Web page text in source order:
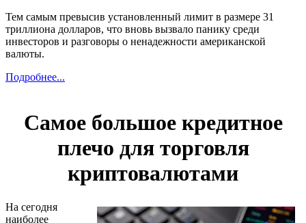
Тем самым превысив установленный лимит в размере 31
триллиона долларов, что вновь вызвало панику среди
инвесторов и разговоры о ненадежности американской
валюты.
Подробнее...
Самое большое кредитное
плечо для торговля
криптовалютами
На сегодня
наиболее